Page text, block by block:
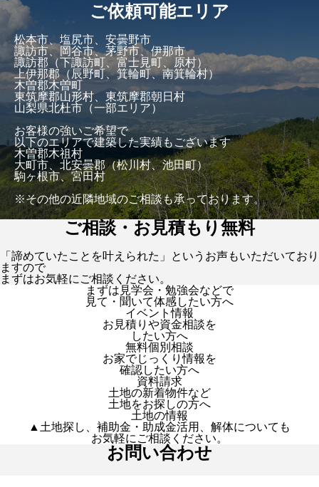
ご依頼可能エリア
松本市、塩尻市、安曇野市
諏訪市、岡谷市、茅野市、伊那市
諏訪郡（下諏訪町、富士見町、原村）
上伊那郡（辰野町、箕輪町、南箕輪村）
木曽郡木曽町
東筑摩郡山形村、東筑摩郡朝日村
山梨県北杜市（一部エリア）
お客様の強いご希望で
以下のエリアで建築した実績もございます
木曽郡木祖村
大町市、北安曇郡（松川村、池田町）
駒ヶ根市、宮田村
※その他の近隣地域のご相談も承っております。
ご相談・お見積もり無料
「諦めていたことを叶えられた」というお声もいただいており
ますので
まずはお気軽にご相談ください。
まずは見学会・勉強会などで
見て・聞いて体感したい方へ
イベント情報
お見積りや資金相談を
したい方へ
無料個別相談
お家でじっくり情報を
確認したい方へ
資料請求
土地の新着物件など
土地をお探しの方へ
土地の情報
▲土地探し、補助金・助成金活用、解体についても
お気軽にご相談ください。
お問い合わせ